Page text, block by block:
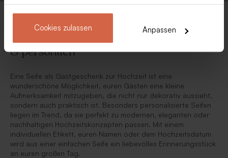
Cookies zulassen Anpassen
Seife als Gastgeschenk Hochzeit – stilvoll
& persönlich
Eine Seife als Gastgeschenk zur Hochzeit ist eine
wunderschöne Möglichkeit, euren Gästen eine kleine
Aufmerksamkeit mitzugeben, die nicht nur dekorativ aussieht,
sondern auch praktisch ist. Besonders personalisierte Seifen
liegen im Trend, da sie perfekt zu modernen, eleganten oder
nachhaltigen Hochzeitskonzepten passen. Mit einem
individuellen Etikett, euren Namen oder dem Hochzeitsdatum
wird aus einer einfachen Seife ein liebevolles Erinnerungsstück
an euren großen Tag.